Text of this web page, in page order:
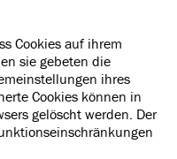
Cookies auf ihrem
sie gebeten die
ihres
Cookies können in
gelöscht werden. Der